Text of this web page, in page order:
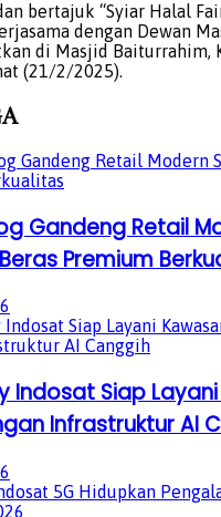
bertajuk “Syiar Halal
dengan Dewan
di Masjid Baiturrahim,
(21/2/2025).
Gandeng Retail
Premium
Indosat Siap
Infrastruktur AI